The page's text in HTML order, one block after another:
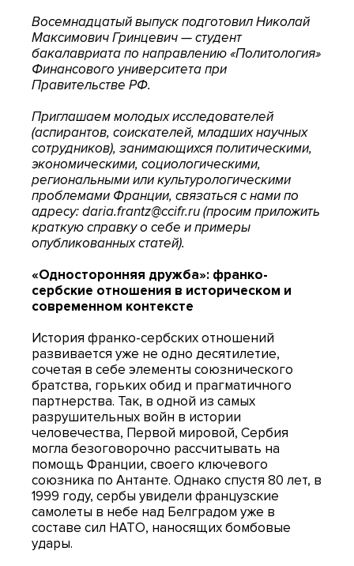
Восемнадцатый выпуск подготовил Николай
Максимович Гринцевич — студент
бакалавриата по направлению «Политология»
Финансового университета при
Правительстве РФ.
Приглашаем молодых исследователей
(аспирантов, соискателей, младших научных
сотрудников), занимающихся политическими,
экономическими, социологическими,
региональными или культурологическими
проблемами Франции, связаться с нами по
адресу: daria.frantz@ccifr.ru (просим приложить
краткую справку о себе и примеры
опубликованных статей).
«Односторонняя дружба»: франко-
сербские отношения в историческом и
современном контексте
История франко-сербских отношений
развивается уже не одно десятилетие,
сочетая в себе элементы союзнического
братства, горьких обид и прагматичного
партнерства. Так, в одной из самых
разрушительных войн в истории
человечества, Первой мировой, Сербия
могла безоговорочно рассчитывать на
помощь Франции, своего ключевого
союзника по Антанте. Однако спустя 80 лет, в
1999 году, сербы увидели французские
самолеты в небе над Белградом уже в
составе сил НАТО, наносящих бомбовые
удары.